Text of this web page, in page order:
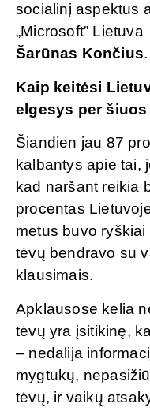
socialinį aspektus
„Microsoft”
Šarūnas Končius.
Kaip keitėsi
elgesys per
Šiandien jau 87
kalbantys apie tai,
kad naršant reikia
procentas
metus buvo
tėvų bendravo su
klausimais.
Apklausose kelia
tėvų yra įsitikinę,
– nedalija
mygtukų,
tėvų, ir vaikų